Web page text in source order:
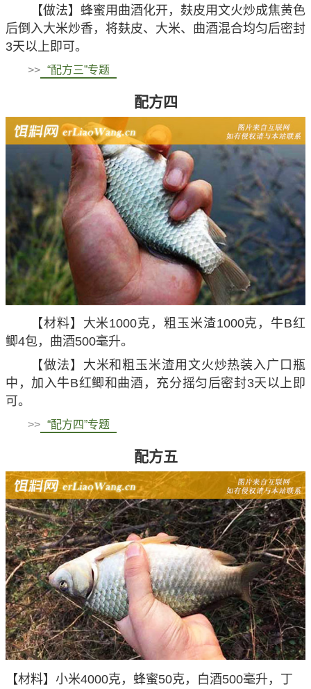
【做法】蜂蜜用曲酒化开，麸皮用文火炒成焦黄色
后倒入大米炒香，将麸皮、大米、曲酒混合均匀后密封
3天以上即可。
>> “配方三”专题
配方四
【材料】大米1000克，粗玉米渣1000克，牛B红
鲫4包，曲酒500毫升。
【做法】大米和粗玉米渣用文火炒热装入广口瓶
中，加入牛B红鲫和曲酒，充分摇匀后密封3天以上即
可。
>> “配方四”专题
配方五
【材料】小米4000克，蜂蜜50克，白酒500毫升，丁